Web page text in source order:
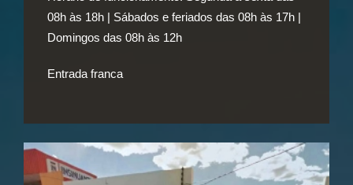
08h às 18h | Sábados e feriados das 08h às 17h |
Domingos das 08h às 12h
Entrada franca